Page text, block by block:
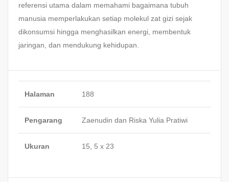
referensi utama dalam memahami bagaimana tubuh
manusia memperlakukan setiap molekul zat gizi sejak
dikonsumsi hingga menghasilkan energi, membentuk
jaringan, dan mendukung kehidupan.
Halaman 188
Pengarang Zaenudin dan Riska Yulia Pratiwi
Ukuran 15, 5 x 23